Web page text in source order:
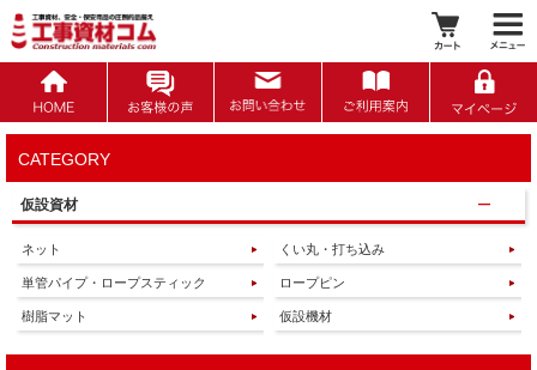
CATEGORY
仮設資材
ネット
単管パイプ・ロープスティック
樹脂マット
くい丸・打ち込み
ロープピン
仮設機材